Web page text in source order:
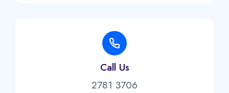
Call Us
2781 3706